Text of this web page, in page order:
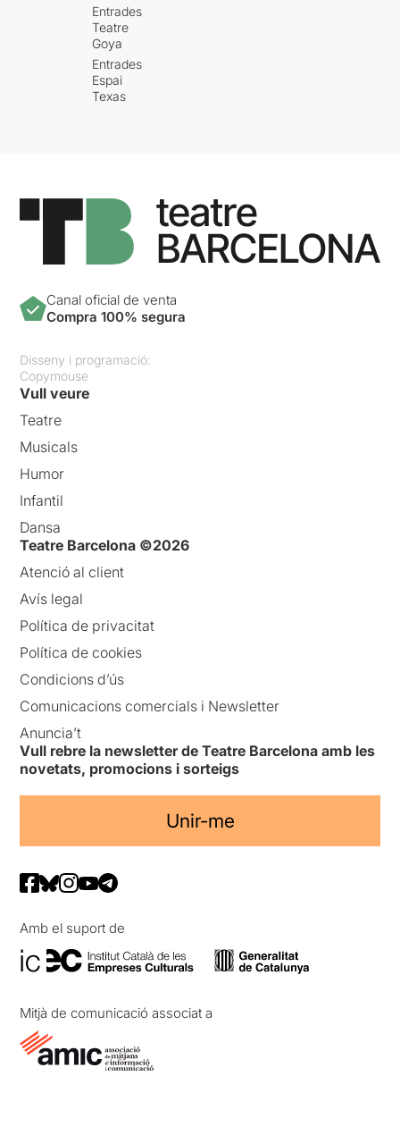
Entrades
Teatre
Goya
Entrades
Espai
Texas
Canal oficial de venta
Compra 100% segura
Disseny i programació:
Copymouse
Vull veure
Teatre
Musicals
Humor
Infantil
Dansa
Teatre Barcelona ©2026
Atenció al client
Avís legal
Política de privacitat
Política de cookies
Condicions d’ús
Comunicacions comercials i Newsletter
Anuncia’t
Vull rebre la newsletter de Teatre Barcelona amb les
novetats, promocions i sorteigs
Unir-me
Amb el suport de
Mitjà de comunicació associat a